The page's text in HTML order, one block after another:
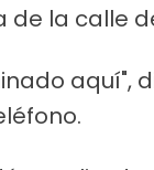
de la calle
aquí",